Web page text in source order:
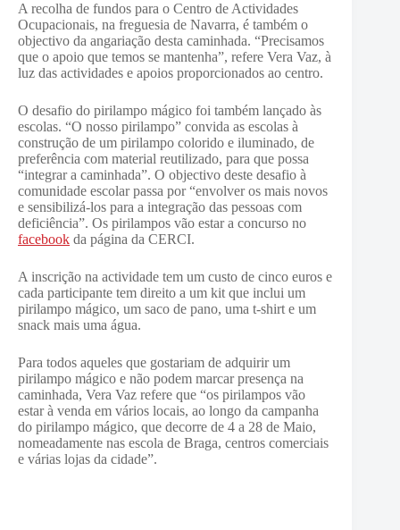
A recolha de fundos para o Centro de Actividades
Ocupacionais, na freguesia de Navarra, é também o
objectivo da angariação desta caminhada. “Precisamos
que o apoio que temos se mantenha”, refere Vera Vaz, à
luz das actividades e apoios proporcionados ao centro.
O desafio do pirilampo mágico foi também lançado às
escolas. “O nosso pirilampo” convida as escolas à
construção de um pirilampo colorido e iluminado, de
preferência com material reutilizado, para que possa
“integrar a caminhada”. O objectivo deste desafio à
comunidade escolar passa por “envolver os mais novos
e sensibilizá-los para a integração das pessoas com
deficiência”. Os pirilampos vão estar a concurso no
facebook da página da CERCI.
A inscrição na actividade tem um custo de cinco euros e
cada participante tem direito a um kit que inclui um
pirilampo mágico, um saco de pano, uma t-shirt e um
snack mais uma água.
Para todos aqueles que gostariam de adquirir um
pirilampo mágico e não podem marcar presença na
caminhada, Vera Vaz refere que “os pirilampos vão
estar à venda em vários locais, ao longo da campanha
do pirilampo mágico, que decorre de 4 a 28 de Maio,
nomeadamente nas escola de Braga, centros comerciais
e várias lojas da cidade”.